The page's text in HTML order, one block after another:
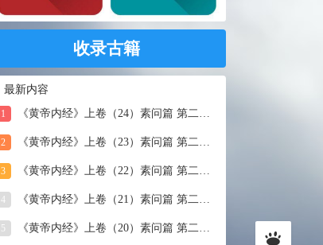
收录古籍
最新内容
1 《黄帝内经》上卷（24）素问篇 第二十四篇 血气形志篇第
2 《黄帝内经》上卷（23）素问篇 第二十三篇 宣明五气
3 《黄帝内经》上卷（22）素问篇 第二十二篇 藏气法时论
4 《黄帝内经》上卷（21）素问篇 第二十一篇 经脉别论
5 《黄帝内经》上卷（20）素问篇 第二十篇 三部九候论